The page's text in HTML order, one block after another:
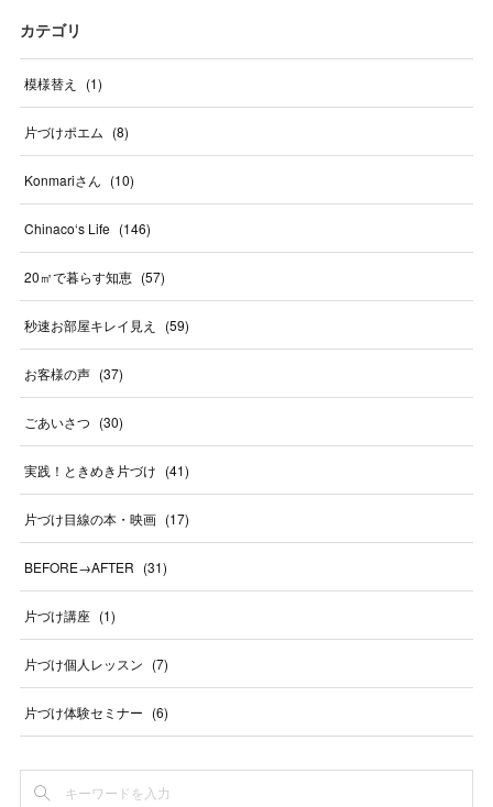
カテゴリ
模様替え (1)
片づけポエム (8)
Konmariさん (10)
Chinaco‘s Life (146)
20㎡で暮らす知恵 (57)
秒速お部屋キレイ見え (59)
お客様の声 (37)
ごあいさつ (30)
実践！ときめき片づけ (41)
片づけ目線の本・映画 (17)
BEFORE→AFTER (31)
片づけ講座 (1)
片づけ個人レッスン (7)
片づけ体験セミナー (6)